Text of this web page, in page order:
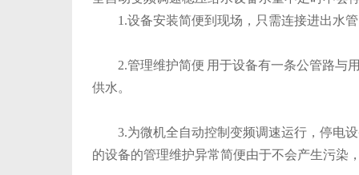
1.设备安装简便到现场，只需连接进出水管
2.管理维护简便 用于设备有一条公管路与用
供水。
3.为微机全自动控制变频调速运行，停电设
的设备的管理维护异常简便由于不会产生污染